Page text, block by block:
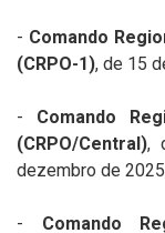
- Comando
(CRPO-1), de 15
- Comando
(CRPO/Central),
dezembro de
-
Comando